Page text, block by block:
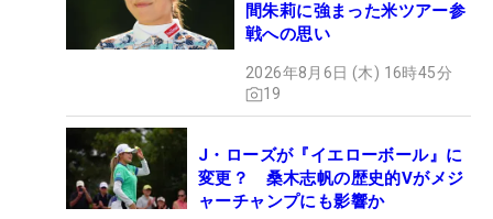
間朱莉に強まった米ツアー参
戦への思い
2026年8月6日 (木) 16時45分
19
J・ローズが『イエローボール』に
変更？ 桑木志帆の歴史的Vがメジ
ャーチャンプにも影響か